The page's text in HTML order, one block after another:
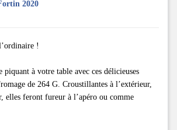
2020
!
piquant à votre table avec ces délicieuses
de 264 G. Croustillantes à l’extérieur,
elles feront fureur à l’apéro ou comme